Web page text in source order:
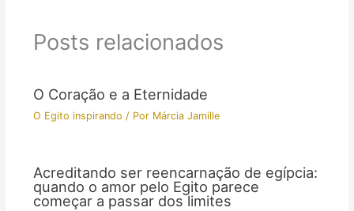
Posts relacionados
O Coração e a Eternidade
O Egito inspirando / Por Márcia Jamille
Acreditando ser reencarnação de egípcia:
quando o amor pelo Egito parece
começar a passar dos limites